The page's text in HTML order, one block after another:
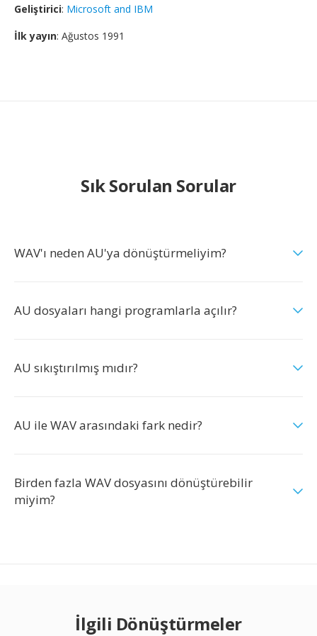
Geliştirici: Microsoft and IBM
İlk yayın: Ağustos 1991
Sık Sorulan Sorular
WAV'ı neden AU'ya dönüştürmeliyim?
AU dosyaları hangi programlarla açılır?
AU sıkıştırılmış mıdır?
AU ile WAV arasındaki fark nedir?
Birden fazla WAV dosyasını dönüştürebilir
miyim?
İlgili Dönüştürmeler